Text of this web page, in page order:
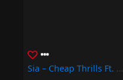
Sia – Cheap Thrills Ft. Sean Paul